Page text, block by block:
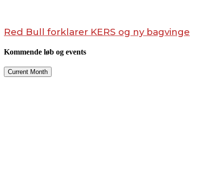
Red Bull forklarer KERS og ny bagvinge
Kommende løb og events
Current Month